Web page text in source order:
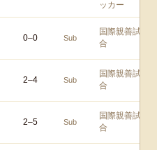
ッカー
0–0 Sub
国際親善試
合
2–4 Sub
国際親善試
合
2–5 Sub
国際親善試
合